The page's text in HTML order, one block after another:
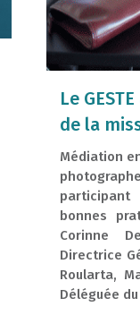
Le
de la
Médiation
bonnes
Corinne
Directrice
Roularta,
Déléguée